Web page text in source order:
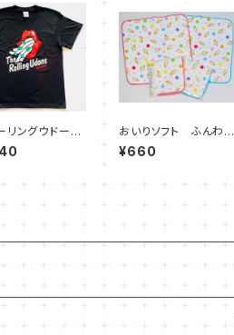
リングウドーン
ツ
おいりソフト ふんわり
たおるはんかち
¥660